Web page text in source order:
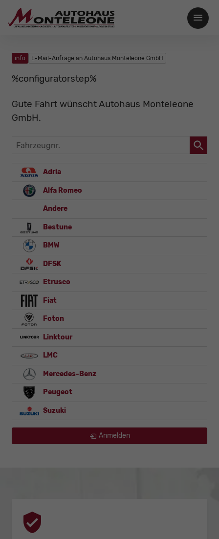
info E-Mail-Anfrage an Autohaus Monteleone GmbH
%configuratorstep%
Gute Fahrt wünscht Autohaus Monteleone
GmbH.
Fahrzeugnr.
Adria
Alfa Romeo
Andere
Bestune
BMW
DFSK
Etrusco
Fiat
Foton
Linktour
LMC
Mercedes-Benz
Peugeot
Suzuki
Anmelden